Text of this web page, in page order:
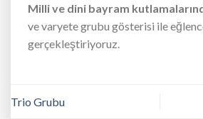
Milli ve dini bayram
ve varyete grubu gösterisi ile
gerçekleştiriyoruz.
Trio Grubu